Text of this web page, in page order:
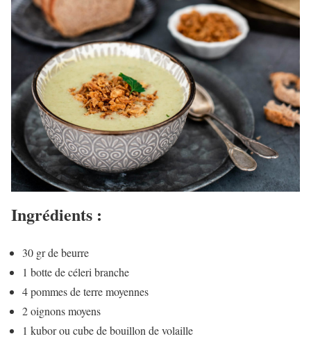
Ingrédients :
30 gr de beurre
1 botte de céleri branche
4 pommes de terre moyennes
2 oignons moyens
1 kubor ou cube de bouillon de volaille